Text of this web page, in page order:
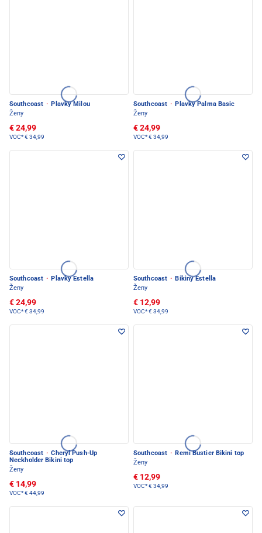
Southcoast · Plavky Milou
Ženy
€ 24,99
VOC*€ 34,99
Southcoast · Plavky Palma Basic
Ženy
€ 24,99
VOC*€ 34,99
Southcoast · Plavky Estella
Ženy
€ 24,99
VOC*€ 34,99
Southcoast · Bikiny Estella
Ženy
€ 12,99
VOC*€ 34,99
Southcoast · Cheryl Push-Up
Neckholder Bikini top
Ženy
€ 14,99
VOC*€ 44,99
Southcoast · Remi Bustier Bikini top
Ženy
€ 12,99
VOC*€ 34,99